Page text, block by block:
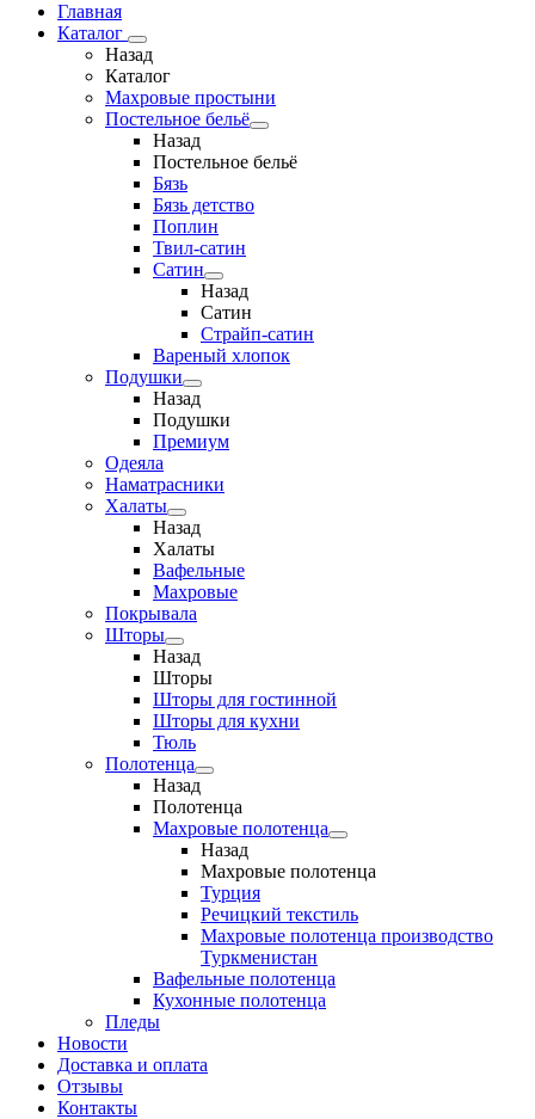
Главная
Каталог
Назад
Каталог
Махровые простыни
Постельное бельё
Назад
Постельное бельё
Бязь
Бязь детство
Поплин
Твил-сатин
Сатин
Назад
Сатин
Страйп-сатин
Вареный хлопок
Подушки
Назад
Подушки
Премиум
Одеяла
Наматрасники
Халаты
Назад
Халаты
Вафельные
Махровые
Покрывала
Шторы
Назад
Шторы
Шторы для гостинной
Шторы для кухни
Тюль
Полотенца
Назад
Полотенца
Махровые полотенца
Назад
Махровые полотенца
Турция
Речицкий текстиль
Махровые полотенца производство
Туркменистан
Вафельные полотенца
Кухонные полотенца
Пледы
Новости
Доставка и оплата
Отзывы
Контакты